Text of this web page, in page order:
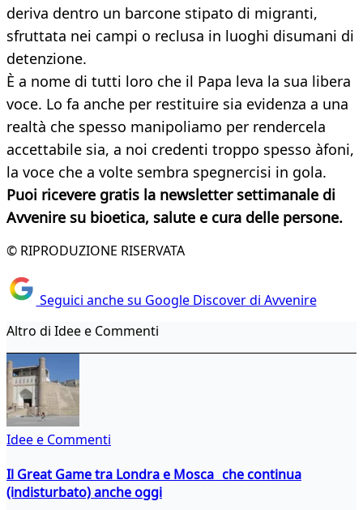
deriva dentro un barcone stipato di migranti,
sfruttata nei campi o reclusa in luoghi disumani di
detenzione.
È a nome di tutti loro che il Papa leva la sua libera
voce. Lo fa anche per restituire sia evidenza a una
realtà che spesso manipoliamo per rendercela
accettabile sia, a noi credenti troppo spesso àfoni,
la voce che a volte sembra spegnercisi in gola.
Puoi ricevere gratis la newsletter settimanale di
Avvenire su bioetica, salute e cura delle persone.
© RIPRODUZIONE RISERVATA
Seguici anche su Google Discover di Avvenire
Altro di Idee e Commenti
Idee e Commenti
Il Great Game tra Londra e Mosca che continua
(indisturbato) anche oggi